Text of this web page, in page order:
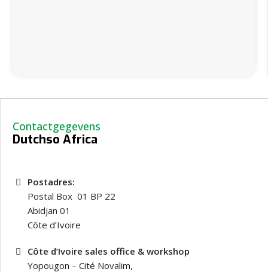
Contactgegevens
Dutchso Africa
Postadres:
Postal Box 01 BP 22
Abidjan 01
Côte d’Ivoire
Côte d’Ivoire sales office & workshop
Yopougon – Cité Novalim,